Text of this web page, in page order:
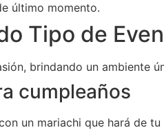
último momento.
Tipo de
brindando un ambiente
cumpleaños
un mariachi que hará de